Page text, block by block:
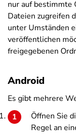
nur auf bestimmte
Dateien zugreifen
unter Umständen
veröffentlichen
freigegebenen
Android
Es gibt mehrere
Öffnen Sie
Regel an